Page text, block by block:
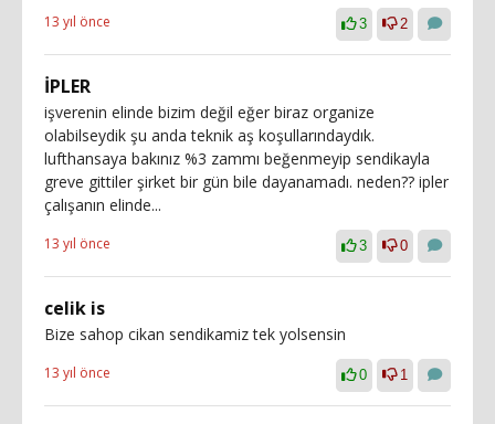
13 yıl önce 3 2
İPLER
işverenin elinde bizim değil eğer biraz organize
olabilseydik şu anda teknik aş koşullarındaydık.
lufthansaya bakınız %3 zammı beğenmeyip sendikayla
greve gittiler şirket bir gün bile dayanamadı. neden?? ipler
çalışanın elinde...
13 yıl önce 3 0
celik is
Bize sahop cikan sendikamiz tek yolsensin
13 yıl önce 0 1